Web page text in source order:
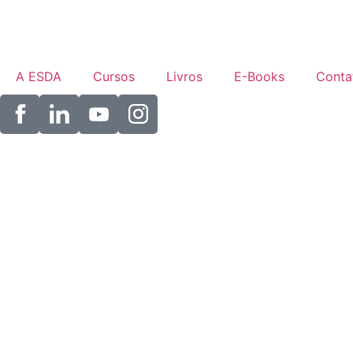
A ESDA Cursos Livros E-Books